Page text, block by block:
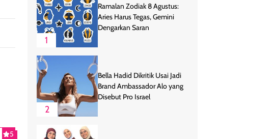
5
1
Ramalan Zodiak 8 Agustus:
Aries Harus Tegas, Gemini
Dengarkan Saran
2
Bella Hadid Dikritik Usai Jadi
Brand Ambassador Alo yang
Disebut Pro Israel